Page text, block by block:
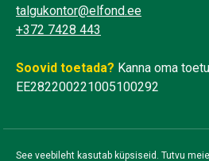
talgukontor@elfond.ee
+372 7428 443
Soovid toetada? Kanna oma
EE282200221005100292
See veebileht kasutab küpsiseid. Tutvu meie